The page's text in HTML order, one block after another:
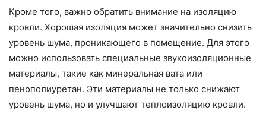
Кроме того, важно обратить внимание на изоляцию
кровли. Хорошая изоляция может значительно снизить
уровень шума, проникающего в помещение. Для этого
можно использовать специальные звукоизоляционные
материалы, такие как минеральная вата или
пенополиуретан. Эти материалы не только снижают
уровень шума, но и улучшают теплоизоляцию кровли.